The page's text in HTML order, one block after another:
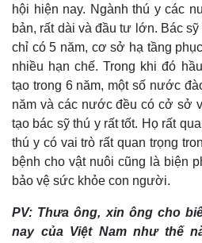
hội hiện nay. Ngành thú y các
bản, rất dài và đầu tư lớn. Bác
chỉ có 5 năm, cơ sở hạ tầng
nhiều hạn chế. Trong khi đó
tạo trong 6 năm, một số nước
năm và các nước đều có cở sở
tạo bác sỹ thú y rất tốt. Họ rất
thú y có vai trò rất quan trọng
bệnh cho vật nuôi cũng là biện
bảo vệ sức khỏe con người.
PV: Thưa ông, xin ông cho
nay của Việt Nam như thế